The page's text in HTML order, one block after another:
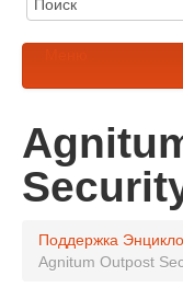
Поддержка
Agnitum Outpost